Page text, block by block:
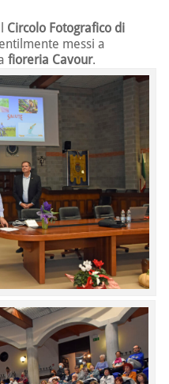
Circolo Fotografico di
messi a
fioreria Cavour.